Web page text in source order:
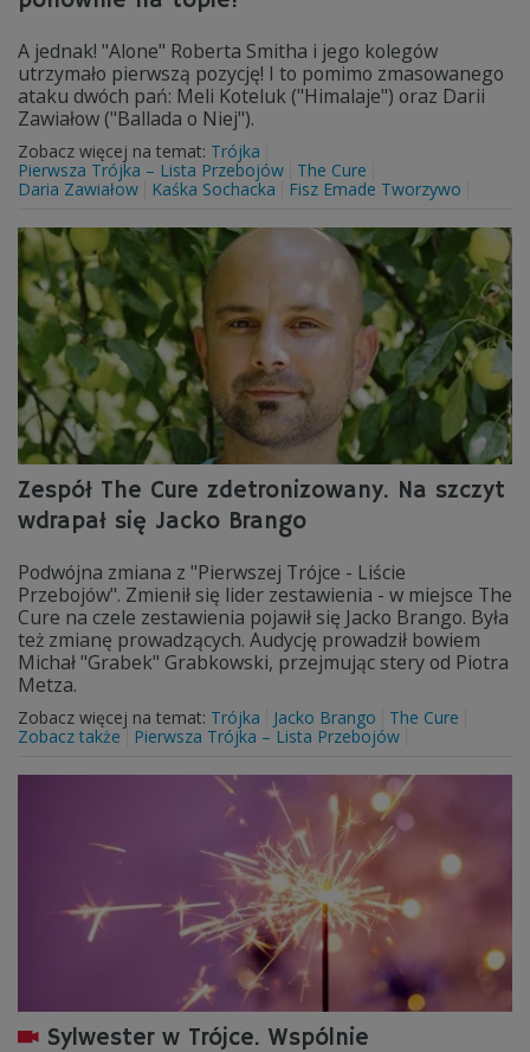
A jednak! "Alone" Roberta Smitha i jego kolegów
utrzymało pierwszą pozycję! I to pomimo zmasowanego
ataku dwóch pań: Meli Koteluk ("Himalaje") oraz Darii
Zawiałow ("Ballada o Niej").
Zobacz więcej na temat: Trójka
Pierwsza Trójka – Lista Przebojów
The Cure
Daria Zawiałow
Kaśka Sochacka Fisz Emade Tworzywo
Zespół The Cure zdetronizowany. Na szczyt
wdrapał się Jacko Brango
Podwójna zmiana z "Pierwszej Trójce - Liście
Przebojów". Zmienił się lider zestawienia - w miejsce The
Cure na czele zestawienia pojawił się Jacko Brango. Była
też zmianę prowadzących. Audycję prowadził bowiem
Michał "Grabek" Grabkowski, przejmując stery od Piotra
Metza.
Zobacz więcej na temat: Trójka Jacko Brango
The Cure
Zobacz także
Pierwsza Trójka – Lista Przebojów
Sylwester w Trójce. Wspólnie